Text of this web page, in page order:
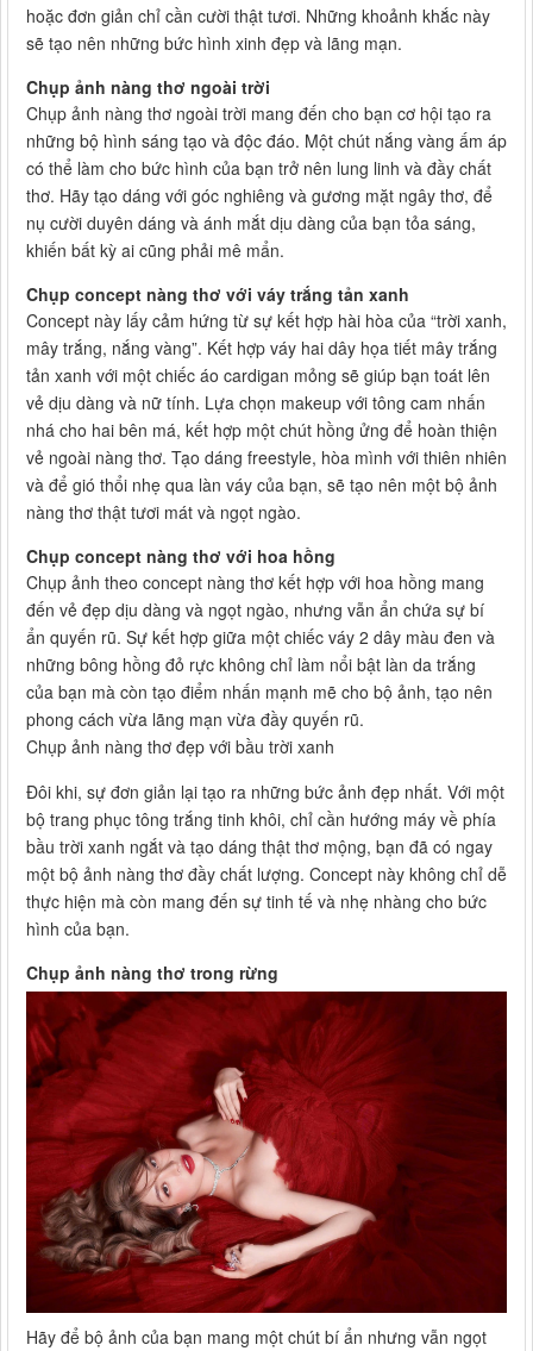
hoặc đơn giản chỉ cần cười thật tươi. Những khoảnh khắc này
sẽ tạo nên những bức hình xinh đẹp và lãng mạn.
Chụp ảnh nàng thơ ngoài trời
Chụp ảnh nàng thơ ngoài trời mang đến cho bạn cơ hội tạo ra
những bộ hình sáng tạo và độc đáo. Một chút nắng vàng ấm áp
có thể làm cho bức hình của bạn trở nên lung linh và đầy chất
thơ. Hãy tạo dáng với góc nghiêng và gương mặt ngây thơ, để
nụ cười duyên dáng và ánh mắt dịu dàng của bạn tỏa sáng,
khiến bất kỳ ai cũng phải mê mẩn.
Chụp concept nàng thơ với váy trắng tản xanh
Concept này lấy cảm hứng từ sự kết hợp hài hòa của “trời xanh,
mây trắng, nắng vàng”. Kết hợp váy hai dây họa tiết mây trắng
tản xanh với một chiếc áo cardigan mỏng sẽ giúp bạn toát lên
vẻ dịu dàng và nữ tính. Lựa chọn makeup với tông cam nhấn
nhá cho hai bên má, kết hợp một chút hồng ửng để hoàn thiện
vẻ ngoài nàng thơ. Tạo dáng freestyle, hòa mình với thiên nhiên
và để gió thổi nhẹ qua làn váy của bạn, sẽ tạo nên một bộ ảnh
nàng thơ thật tươi mát và ngọt ngào.
Chụp concept nàng thơ với hoa hồng
Chụp ảnh theo concept nàng thơ kết hợp với hoa hồng mang
đến vẻ đẹp dịu dàng và ngọt ngào, nhưng vẫn ẩn chứa sự bí
ẩn quyến rũ. Sự kết hợp giữa một chiếc váy 2 dây màu đen và
những bông hồng đỏ rực không chỉ làm nổi bật làn da trắng
của bạn mà còn tạo điểm nhấn mạnh mẽ cho bộ ảnh, tạo nên
phong cách vừa lãng mạn vừa đầy quyến rũ.
Chụp ảnh nàng thơ đẹp với bầu trời xanh
Đôi khi, sự đơn giản lại tạo ra những bức ảnh đẹp nhất. Với một
bộ trang phục tông trắng tinh khôi, chỉ cần hướng máy về phía
bầu trời xanh ngắt và tạo dáng thật thơ mộng, bạn đã có ngay
một bộ ảnh nàng thơ đầy chất lượng. Concept này không chỉ dễ
thực hiện mà còn mang đến sự tinh tế và nhẹ nhàng cho bức
hình của bạn.
Chụp ảnh nàng thơ trong rừng
Hãy để bộ ảnh của bạn mang một chút bí ẩn nhưng vẫn ngọt